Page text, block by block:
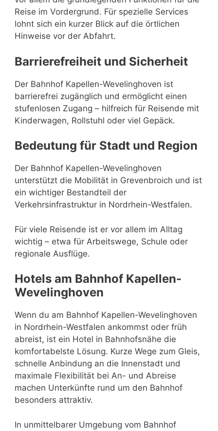
Reise im Vordergrund. Für spezielle Services
lohnt sich ein kurzer Blick auf die örtlichen
Hinweise vor der Abfahrt.
Barrierefreiheit und Sicherheit
Der Bahnhof Kapellen-Wevelinghoven ist
barrierefrei zugänglich und ermöglicht einen
stufenlosen Zugang – hilfreich für Reisende mit
Kinderwagen, Rollstuhl oder viel Gepäck.
Bedeutung für Stadt und Region
Der Bahnhof Kapellen-Wevelinghoven
unterstützt die Mobilität in Grevenbroich und ist
ein wichtiger Bestandteil der
Verkehrsinfrastruktur in Nordrhein-Westfalen.
Für viele Reisende ist er vor allem im Alltag
wichtig – etwa für Arbeitswege, Schule oder
regionale Ausflüge.
Hotels am Bahnhof Kapellen-
Wevelinghoven
Wenn du am Bahnhof Kapellen-Wevelinghoven
in Nordrhein-Westfalen ankommst oder früh
abreist, ist ein Hotel in Bahnhofsnähe die
komfortabelste Lösung. Kurze Wege zum Gleis,
schnelle Anbindung an die Innenstadt und
maximale Flexibilität bei An- und Abreise
machen Unterkünfte rund um den Bahnhof
besonders attraktiv.
In unmittelbarer Umgebung vom Bahnhof